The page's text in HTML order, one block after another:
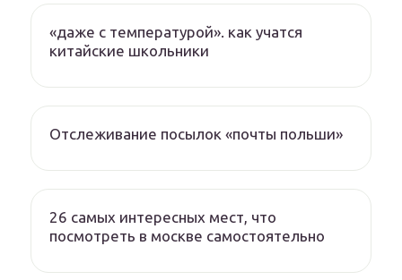
«даже с температурой». как учатся
китайские школьники
Отслеживание посылок «почты польши»
26 самых интересных мест, что
посмотреть в москве самостоятельно